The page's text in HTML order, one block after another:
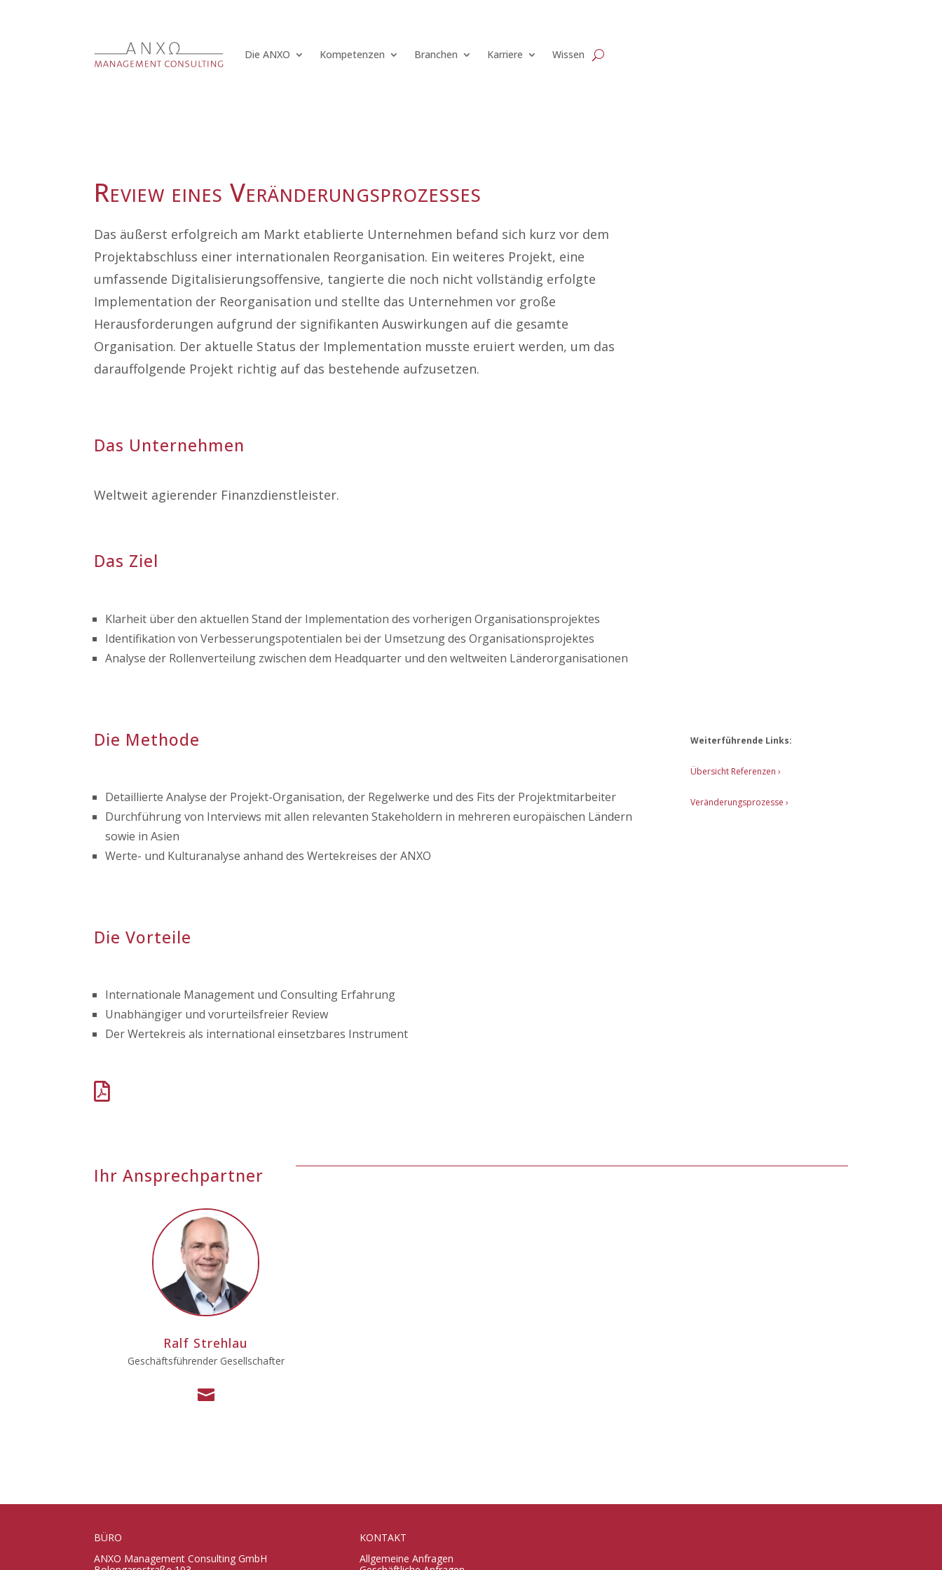
Die ANXO Kompetenzen Branchen Karriere Wissen
Review eines Veränderungsprozesses
Das äußerst erfolgreich am Markt etablierte Unternehmen befand sich kurz vor dem
Projektabschluss einer internationalen Reorganisation. Ein weiteres Projekt, eine
umfassende Digitalisierungsoffensive, tangierte die noch nicht vollständig erfolgte
Implementation der Reorganisation und stellte das Unternehmen vor große
Herausforderungen aufgrund der signifikanten Auswirkungen auf die gesamte
Organisation. Der aktuelle Status der Implementation musste eruiert werden, um das
darauffolgende Projekt richtig auf das bestehende aufzusetzen.
Das Unternehmen
Weltweit agierender Finanzdienstleister.
Das Ziel
Klarheit über den aktuellen Stand der Implementation des vorherigen Organisationsprojektes
Identifikation von Verbesserungspotentialen bei der Umsetzung des Organisationsprojektes
Analyse der Rollenverteilung zwischen dem Headquarter und den weltweiten Länderorganisationen
Die Methode
Detaillierte Analyse der Projekt-Organisation, der Regelwerke und des Fits der Projektmitarbeiter
Durchführung von Interviews mit allen relevanten Stakeholdern in mehreren europäischen Ländern
sowie in Asien
Werte- und Kulturanalyse anhand des Wertekreises der ANXO
Weiterführende Links:
Übersicht Referenzen ›
Veränderungsprozesse ›
Die Vorteile
Internationale Management und Consulting Erfahrung
Unabhängiger und vorurteilsfreier Review
Der Wertekreis als international einsetzbares Instrument

Ihr Ansprechpartner
Ralf Strehlau
Geschäftsführender Gesellschafter

BÜRO
ANXO Management Consulting GmbH
KONTAKT
Allgemeine Anfragen